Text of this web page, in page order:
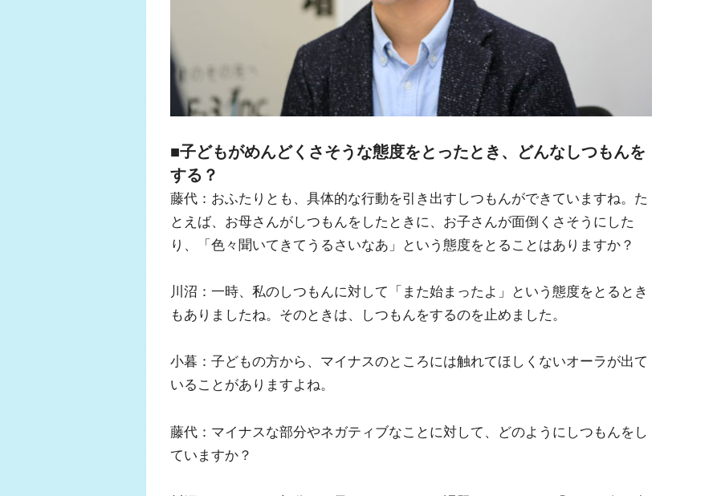
■子どもがめんどくさそうな態度をとったとき、どんなしつもんを
する？
藤代：おふたりとも、具体的な行動を引き出すしつもんができていますね。た
とえば、お母さんがしつもんをしたときに、お子さんが面倒くさそうにした
り、「色々聞いてきてうるさいなあ」という態度をとることはありますか？
川沼：一時、私のしつもんに対して「また始まったよ」という態度をとるとき
もありましたね。そのときは、しつもんをするのを止めました。
小暮：子どもの方から、マイナスのところには触れてほしくないオーラが出て
いることがありますよね。
藤代：マイナスな部分やネガティブなことに対して、どのようにしつもんをし
ていますか？